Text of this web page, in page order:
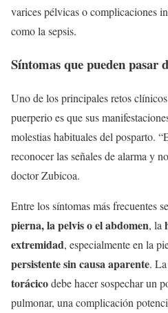
varices pélvicas o complicaciones
como la sepsis.
Síntomas que pueden pasar
Uno de los principales retos
puerperio es que sus
molestias habituales del posparto.
reconocer las señales de alarma y
doctor Zubicoa.
Entre los síntomas más frecuentes
pierna, la pelvis o el abdomen, la
extremidad, especialmente en la
persistente sin causa aparente.
torácicodebe hacer sospechar un
pulmonar, una complicación